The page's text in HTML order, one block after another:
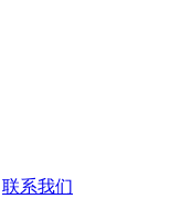
联系我们